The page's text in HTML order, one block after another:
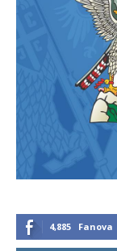
4,885 Fanova